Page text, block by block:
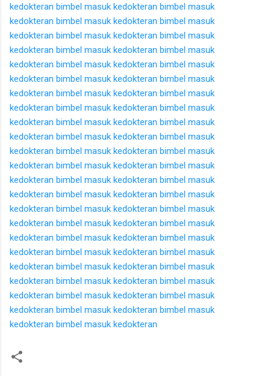
kedokteran bimbel masuk kedokteran bimbel masuk
kedokteran bimbel masuk kedokteran bimbel masuk
kedokteran bimbel masuk kedokteran bimbel masuk
kedokteran bimbel masuk kedokteran bimbel masuk
kedokteran bimbel masuk kedokteran bimbel masuk
kedokteran bimbel masuk kedokteran bimbel masuk
kedokteran bimbel masuk kedokteran bimbel masuk
kedokteran bimbel masuk kedokteran bimbel masuk
kedokteran bimbel masuk kedokteran bimbel masuk
kedokteran bimbel masuk kedokteran bimbel masuk
kedokteran bimbel masuk kedokteran bimbel masuk
kedokteran bimbel masuk kedokteran bimbel masuk
kedokteran bimbel masuk kedokteran bimbel masuk
kedokteran bimbel masuk kedokteran bimbel masuk
kedokteran bimbel masuk kedokteran bimbel masuk
kedokteran bimbel masuk kedokteran bimbel masuk
kedokteran bimbel masuk kedokteran bimbel masuk
kedokteran bimbel masuk kedokteran bimbel masuk
kedokteran bimbel masuk kedokteran bimbel masuk
kedokteran bimbel masuk kedokteran bimbel masuk
kedokteran bimbel masuk kedokteran bimbel masuk
kedokteran bimbel masuk kedokteran bimbel masuk
kedokteran bimbel masuk kedokteran